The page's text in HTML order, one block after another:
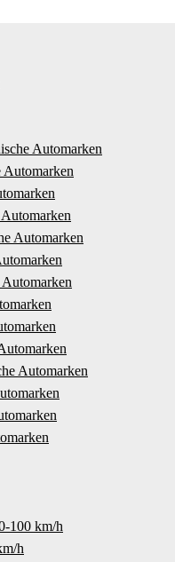
Automarken
Automarken
Automarken
Automarken
100 km/h
h